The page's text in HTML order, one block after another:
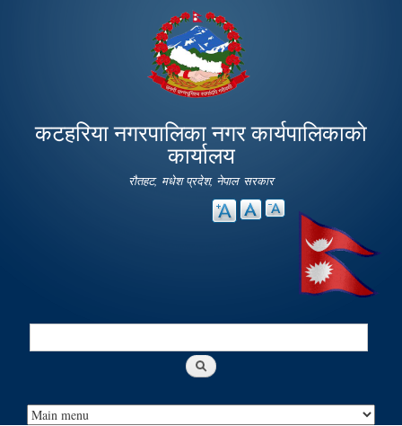
main
content
कटहरिया नगरपालिका नगर कार्यपालिकाकाे
कार्यालय
रौतहट, मधेश प्रदेश, नेपाल सरकार
Search